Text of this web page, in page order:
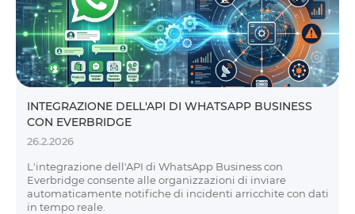
INTEGRAZIONE DELL'API DI WHATSAPP BUSINESS
CON EVERBRIDGE
26.2.2026
L'integrazione dell'API di WhatsApp Business con
Everbridge consente alle organizzazioni di inviare
automaticamente notifiche di incidenti arricchite con dati
in tempo reale.